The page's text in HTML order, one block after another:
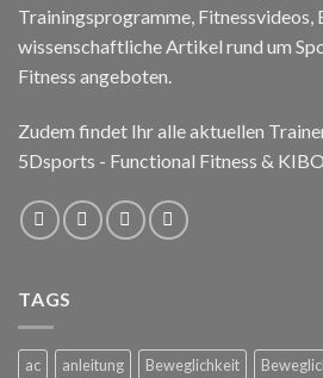
Trainingsprogramme, Fitnessvideos,
wissenschaftliche Artikel rund um
Fitness angeboten.
Zudem findet Ihr alle aktuellen
5Dsports - Functional Fitness &
TAGS
ac anleitung Beweglichkeit